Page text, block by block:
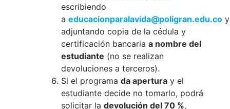
escribiendo
a educacionparalavida@poligran.edu.co y
adjuntando copia de la cédula y
certificación bancaria a nombre del
estudiante (no se realizan
devoluciones a terceros).
Si el programa da apertura y el
estudiante decide no tomarlo, podrá
solicitar la devolución del 70 %,